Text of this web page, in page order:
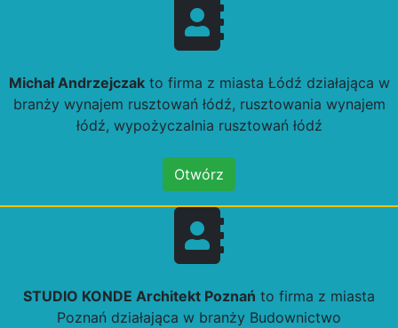
Michał Andrzejczakto firma z miasta Łódź działająca w
branży wynajem rusztowań łódź, rusztowania wynajem
łódź, wypożyczalnia rusztowań łódź
Otwórz
STUDIO KONDE Architekt Poznań to firma z miasta
Poznań działająca w branży Budownictwo